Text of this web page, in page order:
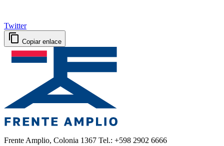
Twitter
Copiar enlace
Frente Amplio, Colonia 1367 Tel.: +598 2902 6666